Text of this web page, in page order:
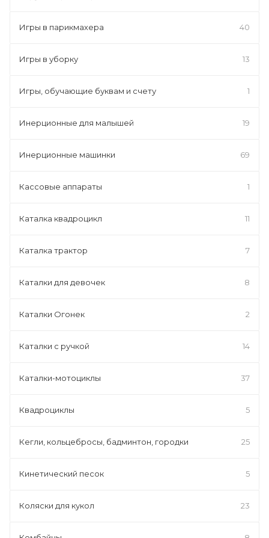
Игры в парикмахера 40
Игры в уборку 13
Игры, обучающие буквам и счету 1
Инерционные для малышей 19
Инерционные машинки 69
Кассовые аппараты 1
Каталка квадроцикл 11
Каталка трактор 7
Каталки для девочек 8
Каталки Огонек 2
Каталки с ручкой 14
Каталки-мотоциклы 37
Квадроциклы 5
Кегли, кольцебросы, бадминтон, городки 25
Кинетический песок 5
Коляски для кукол 23